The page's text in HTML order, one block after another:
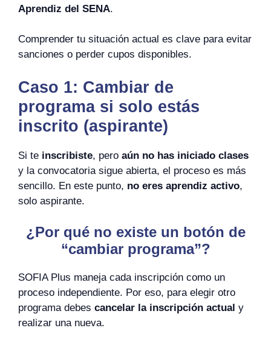
Aprendiz del SENA.
Comprender tu situación actual es clave para evitar
sanciones o perder cupos disponibles.
Caso 1: Cambiar de
programa si solo estás
inscrito (aspirante)
Si te inscribiste, pero aún no has iniciado clases
y la convocatoria sigue abierta, el proceso es más
sencillo. En este punto, no eres aprendiz activo,
solo aspirante.
¿Por qué no existe un botón de
“cambiar programa”?
SOFIA Plus maneja cada inscripción como un
proceso independiente. Por eso, para elegir otro
programa debes cancelar la inscripción actual y
realizar una nueva.